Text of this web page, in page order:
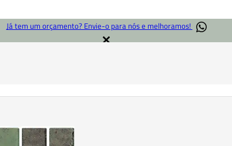
Já tem um orçamento? Envie-o para nós e melhoramos!